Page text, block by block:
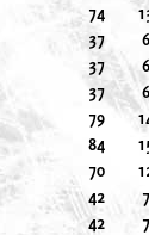
74
37
37
37
79
84
70
42
42